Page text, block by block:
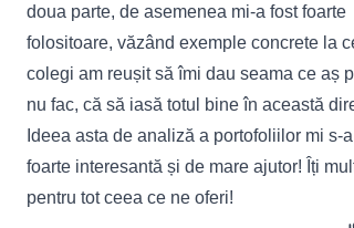
doua parte, de asemenea mi-a fost foarte
folositoare, văzând exemple concrete la
colegi am reușit să îmi dau seama ce aș
nu fac, că să iasă totul bine în această
Ideea asta de analiză a portofoliilor mi s-
foarte interesantă și de mare ajutor! Îți
pentru tot ceea ce ne oferi!